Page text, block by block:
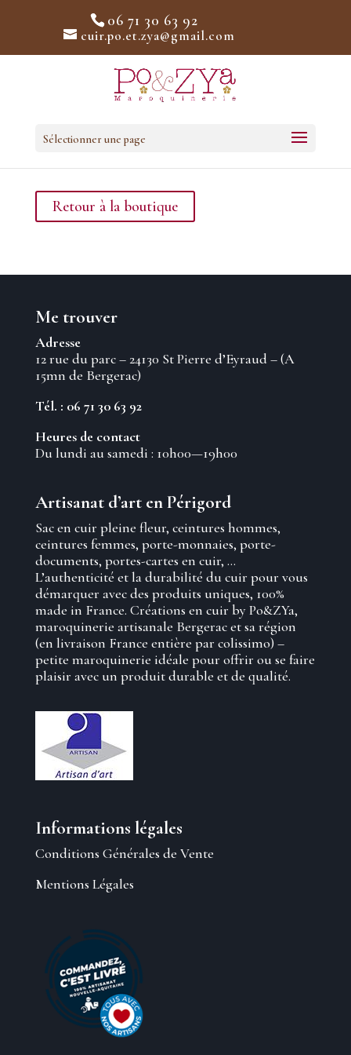
06 71 30 63 92
cuir.po.et.zya@gmail.com
Sélectionner une page
Votre panier est actuellement vide.
Retour à la boutique
Me trouver
Adresse
12 rue du parc – 24130 St Pierre d’Eyraud – (A
15mn de Bergerac)
Tél. : 06 71 30 63 92
Heures de contact
Du lundi au samedi : 10h00—19h00
Artisanat d’art en Périgord
Sac en cuir pleine fleur, ceintures hommes,
ceintures femmes, porte-monnaies, porte-
documents, portes-cartes en cuir, …
L’authenticité et la durabilité du cuir pour vous
démarquer avec des produits uniques, 100%
made in France. Créations en cuir by Po&ZYa,
maroquinerie artisanale Bergerac et sa région
(en livraison France entière par colissimo) –
petite maroquinerie idéale pour offrir ou se faire
plaisir avec un produit durable et de qualité.
Informations légales
Conditions Générales de Vente
Mentions Légales